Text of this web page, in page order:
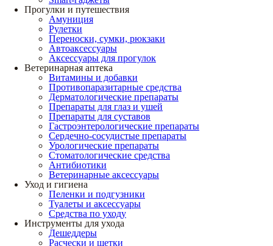
Прогулки и путешествия
Амуниция
Рулетки
Переноски, сумки, рюкзаки
Автоаксессуары
Аксессуары для прогулок
Ветеринарная аптека
Витамины и добавки
Противопаразитарные средства
Дерматологические препараты
Препараты для глаз и ушей
Препараты для суставов
Гастроэнтерологические препараты
Сердечно-сосудистые препараты
Урологические препараты
Стоматологические средства
Антибиотики
Ветеринарные аксессуары
Уход и гигиена
Пеленки и подгузники
Туалеты и аксессуары
Средства по уходу
Инструменты для ухода
Дешеддеры
Расчески и щетки